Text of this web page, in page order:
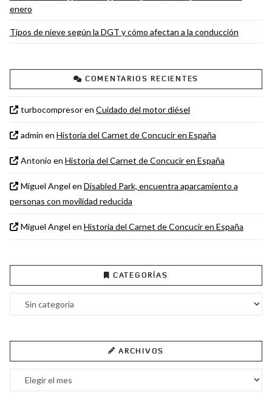
enero
Tipos de nieve según la DGT y cómo afectan a la conducción
COMENTARIOS RECIENTES
turbocompresoren Cuidado del motor diésel
admin en Historia del Carnet de Concucir en España
Antonio en Historia del Carnet de Concucir en España
Miguel Angel en Disabled Park, encuentra aparcamiento a
personas con movilidad reducida
Miguel Angel en Historia del Carnet de Concucir en España
CATEGORÍAS
Categorías
ARCHIVOS
Archivos